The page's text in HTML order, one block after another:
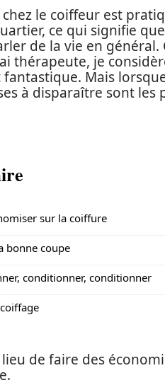
le coiffeur est
ce qui signifie
de la vie en
thérapeute, je
Mais
à disparaître sont
sur la coiffure
bonne coupe
conditionner, conditionner
de faire des